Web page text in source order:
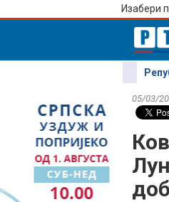
Изабери
05/03/